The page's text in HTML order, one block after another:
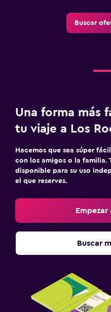
Buscar
Una forma más
tu viaje a Los
Hacemos que sea súper
con los amigos o la familia.
disponible para su uso
el que reserves.
Empezar
Buscar